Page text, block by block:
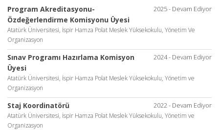
2025 - Devam Ediyor
Program Akreditasyonu-
Özdeğerlendirme Komisyonu Üyesi
Atatürk Üniversitesi, İspir Hamza Polat Meslek Yüksekokulu, Yönetim Ve
Organizasyon
2024 - Devam Ediyor
Sınav Programı Hazırlama Komisyon
Üyesi
Atatürk Üniversitesi, İspir Hamza Polat Meslek Yüksekokulu, Yönetim ve
Organizasyon
2022 - Devam Ediyor
Staj Koordinatörü
Atatürk Üniversitesi, İspir Hamza Polat Meslek Yüksekokulu, Yönetim ve
Organizasyon